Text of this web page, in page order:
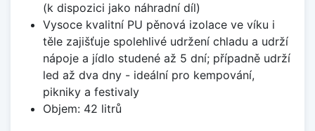
(k dispozici jako náhradní díl)
Vysoce kvalitní PU pěnová izolace ve víku i
těle zajišťuje spolehlivé udržení chladu a udrží
nápoje a jídlo studené až 5 dní; případně udrží
led až dva dny - ideální pro kempování,
pikniky a festivaly
Objem: 42 litrů